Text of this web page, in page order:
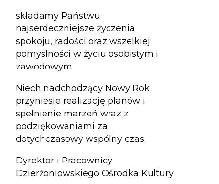
składamy Państwu
najserdeczniejsze życzenia
spokoju, radości oraz wszelkiej
pomyślności w życiu osobistym i
zawodowym.
Niech nadchodzący Nowy Rok
przyniesie realizację planów i
spełnienie marzeń wraz z
podziękowaniami za
dotychczasowy wspólny czas.
Dyrektor i Pracownicy
Dzierżoniowskiego Ośrodka Kultury